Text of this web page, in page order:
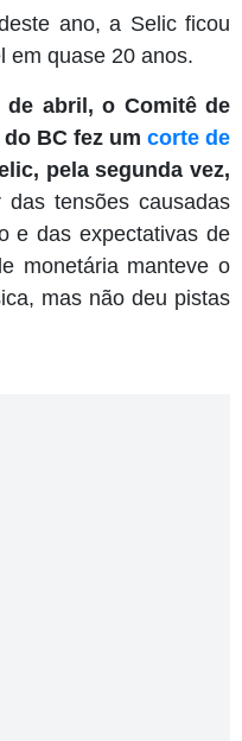
ano, a Selic ficou
em quase 20 anos.
de abril, o Comitê de
BC fez um corte de
pela segunda vez,
das tensões causadas
e das expectativas de
monetária manteve o
mas não deu pistas